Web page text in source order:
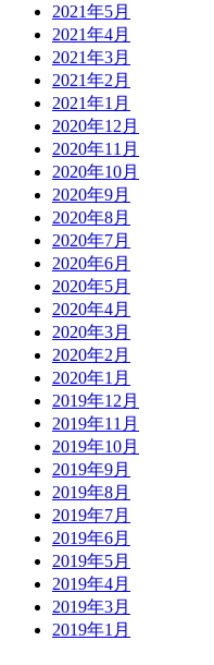
2021年5月
2021年4月
2021年3月
2021年2月
2021年1月
2020年12月
2020年11月
2020年10月
2020年9月
2020年8月
2020年7月
2020年6月
2020年5月
2020年4月
2020年3月
2020年2月
2020年1月
2019年12月
2019年11月
2019年10月
2019年9月
2019年8月
2019年7月
2019年6月
2019年5月
2019年4月
2019年3月
2019年1月